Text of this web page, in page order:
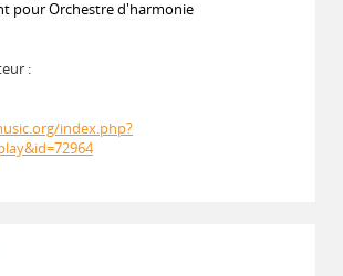
pour Orchestre d'harmonie
:
index.php?